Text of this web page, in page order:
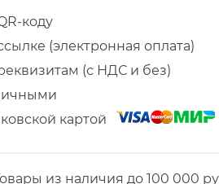
коду
(электронная оплата)
(с НДС и без)
картой
из наличия до 100 000